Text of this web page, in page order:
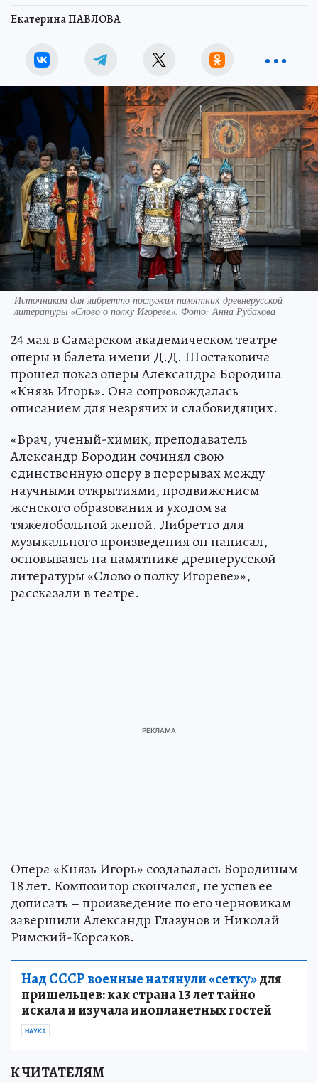
Екатерина ПАВЛОВА
Источником для либретто послужил памятник древнерусской
литературы «Слово о полку Игореве». Фото: Анна Рубакова
24 мая в Самарском академическом театре
оперы и балета имени Д.Д. Шостаковича
прошел показ оперы Александра Бородина
«Князь Игорь». Она сопровождалась
описанием для незрячих и слабовидящих.
«Врач, ученый-химик, преподаватель
Александр Бородин сочинял свою
единственную оперу в перерывах между
научными открытиями, продвижением
женского образования и уходом за
тяжелобольной женой. Либретто для
музыкального произведения он написал,
основываясь на памятнике древнерусской
литературы «Слово о полку Игореве»», –
рассказали в театре.
Опера «Князь Игорь» создавалась Бородиным
18 лет. Композитор скончался, не успев ее
дописать – произведение по его черновикам
завершили Александр Глазунов и Николай
Римский-Корсаков.
Над СССР военные натянули «сетку»для
пришельцев: как страна 13 лет тайно
искала и изучала инопланетных гостей
НАУКА
К ЧИТАТЕЛЯМ